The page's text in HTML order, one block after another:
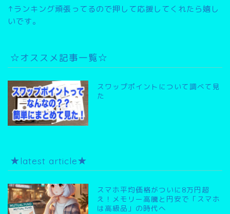
↑ランキング頑張ってるので押して応援してくれたら嬉し
いです。
☆オススメ記事一覧☆
スワップポイントについて調べて見
た
★latest article★
スマホ平均価格がついに8万円超
え！メモリー高騰と円安で「スマホ
は高級品」の時代へ